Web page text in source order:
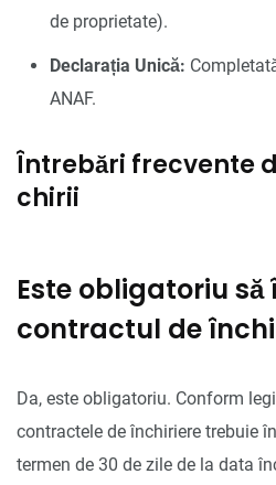
de proprietate).
Declarația Unică:
ANAF.
Întrebări frecvente
chirii
Este obligatoriu să
contractul de
Da, este obligatoriu. Conform
contractele de închiriere trebuie
termen de 30 de zile de la data